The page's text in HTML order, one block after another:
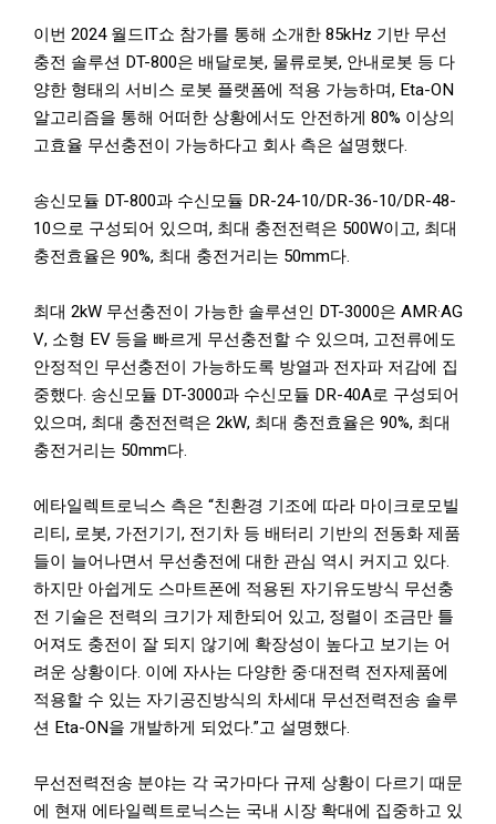
이번 2024 월드IT쇼 참가를 통해 소개한 85kHz 기반 무선
충전 솔루션 DT-800은 배달로봇, 물류로봇, 안내로봇 등 다
양한 형태의 서비스 로봇 플랫폼에 적용 가능하며, Eta-ON
알고리즘을 통해 어떠한 상황에서도 안전하게 80% 이상의
고효율 무선충전이 가능하다고 회사 측은 설명했다.
송신모듈 DT-800과 수신모듈 DR-24-10/DR-36-10/DR-48-
10으로 구성되어 있으며, 최대 충전전력은 500W이고, 최대
충전효율은 90%, 최대 충전거리는 50mm다.
최대 2kW 무선충전이 가능한 솔루션인 DT-3000은 AMR·AG
V, 소형 EV 등을 빠르게 무선충전할 수 있으며, 고전류에도
안정적인 무선충전이 가능하도록 방열과 전자파 저감에 집
중했다. 송신모듈 DT-3000과 수신모듈 DR-40A로 구성되어
있으며, 최대 충전전력은 2kW, 최대 충전효율은 90%, 최대
충전거리는 50mm다.
에타일렉트로닉스 측은 “친환경 기조에 따라 마이크로모빌
리티, 로봇, 가전기기, 전기차 등 배터리 기반의 전동화 제품
들이 늘어나면서 무선충전에 대한 관심 역시 커지고 있다.
하지만 아쉽게도 스마트폰에 적용된 자기유도방식 무선충
전 기술은 전력의 크기가 제한되어 있고, 정렬이 조금만 틀
어져도 충전이 잘 되지 않기에 확장성이 높다고 보기는 어
려운 상황이다. 이에 자사는 다양한 중·대전력 전자제품에
적용할 수 있는 자기공진방식의 차세대 무선전력전송 솔루
션 Eta-ON을 개발하게 되었다.”고 설명했다.
무선전력전송 분야는 각 국가마다 규제 상황이 다르기 때문
에 현재 에타일렉트로닉스는 국내 시장 확대에 집중하고 있